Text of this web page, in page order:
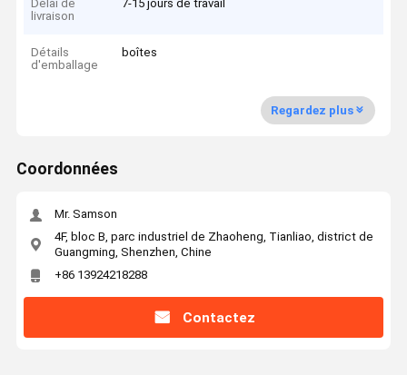
Délai de
livraison
7-15 jours de travail
Détails
d'emballage
boîtes
Regardez plus
Coordonnées
Mr. Samson
4F, bloc B, parc industriel de Zhaoheng, Tianliao, district de
Guangming, Shenzhen, Chine
+86 13924218288
Contactez